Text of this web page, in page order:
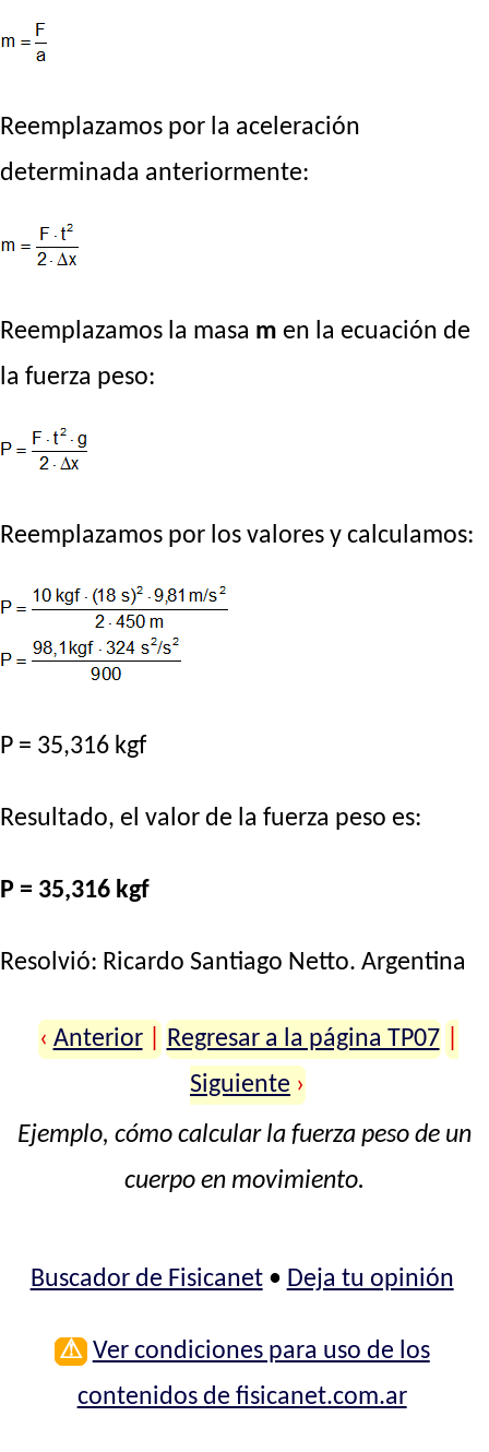
Reemplazamos por la aceleración
determinada anteriormente:
Reemplazamos la masa m en la ecuación de
la fuerza peso:
Reemplazamos por los valores y calculamos:
P = 35,316 kgf
Resultado, el valor de la fuerza peso es:
P = 35,316 kgf
Resolvió: Ricardo Santiago Netto. Argentina
‹ Anterior Regresar a la página TP07
Siguiente ›
Ejemplo, cómo calcular la fuerza peso de un
cuerpo en movimiento.
Buscador de Fisicanet• Deja tu opinión
⚠ Ver condiciones para uso de los
contenidos de fisicanet.com.ar